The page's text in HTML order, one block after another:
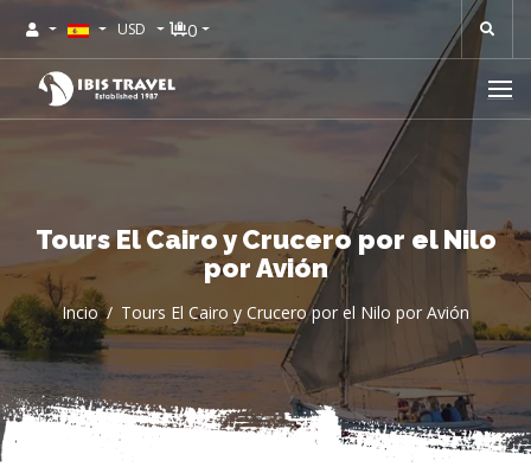
USD 0
Tours El Cairo y Crucero por el Nilo
por Avión
Incio Tours El Cairo y Crucero por el Nilo por Avión